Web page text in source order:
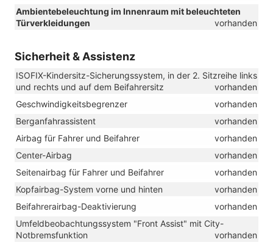
Ambientebeleuchtung im Innenraum mit beleuchteten
Türverkleidungen
vorhanden
Sicherheit & Assistenz
ISOFIX-Kindersitz-Sicherungssystem, in der 2. Sitzreihe links
und rechts und auf dem Beifahrersitz
vorhanden
Geschwindigkeitsbegrenzer
vorhanden
Berganfahrassistent
vorhanden
Airbag für Fahrer und Beifahrer
vorhanden
Center-Airbag
vorhanden
Seitenairbag für Fahrer und Beifahrer
vorhanden
Kopfairbag-System vorne und hinten
vorhanden
Beifahrerairbag-Deaktivierung
vorhanden
Umfeldbeobachtungssystem "Front Assist" mit City-
Notbremsfunktion
vorhanden